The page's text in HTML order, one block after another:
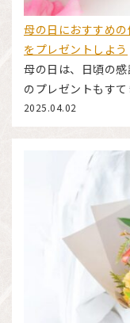
母の日におすすめ
をプレゼントしよう
母の日は、日頃の
のプレゼントもす
2025.04.02